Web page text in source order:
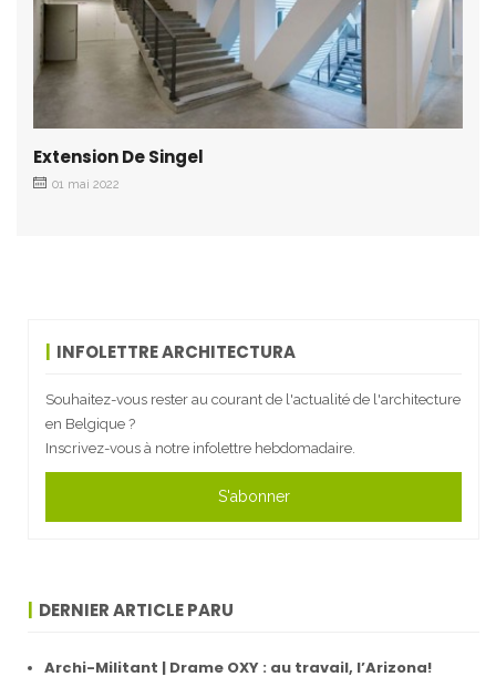
Extension De Singel
01 mai 2022
INFOLETTRE ARCHITECTURA
Souhaitez-vous rester au courant de l'actualité de l'architecture
en Belgique ?
Inscrivez-vous à notre infolettre hebdomadaire.
S'abonner
DERNIER ARTICLE PARU
Archi-Militant | Drame OXY : au travail, l’Arizona!